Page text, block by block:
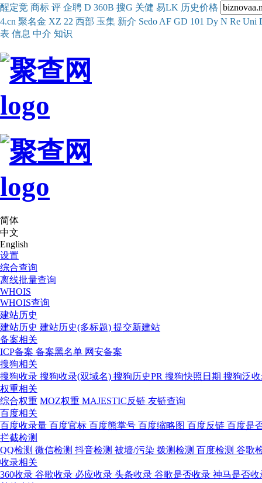
醒定竞 商标 评 企聘 D 360B 搜G 关健 易LK 历史价格
4.cn 聚名金 XZ 22 西部 玉集 新介 Sedo AF GD 101 Dy N Re Uni
表 信息 中介 知识